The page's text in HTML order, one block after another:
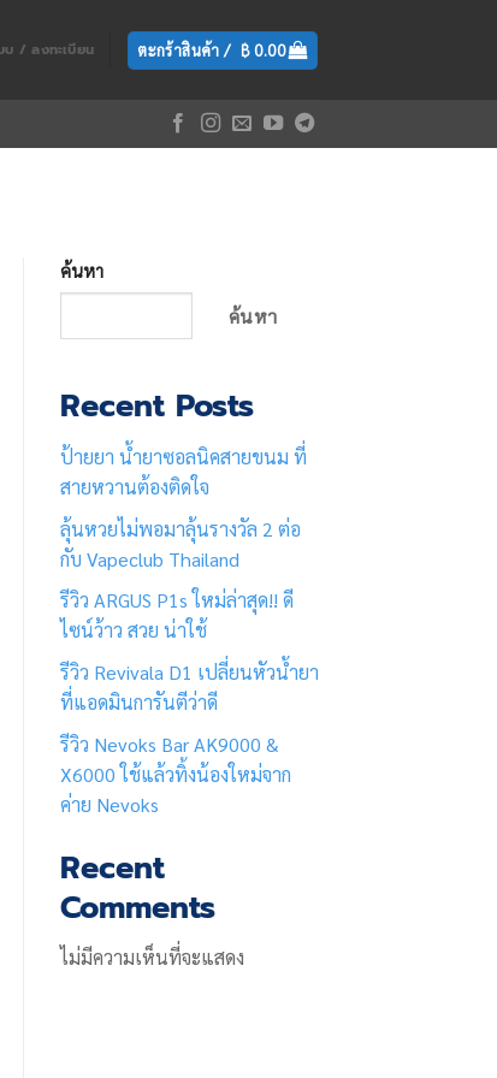
บ / ลงทะเบียน ตะกร้าสินค้า / ฿0.00
ค้นหา
ค้นหา
Recent Posts
ป้ายยา น้ำยาซอลนิคสายขนม ที่
สายหวานต้องติดใจ
ลุ้นหวยไม่พอมาลุ้นรางวัล 2 ต่อ
กับ Vapeclub Thailand
รีวิว ARGUS P1s ใหม่ล่าสุด!! ดี
ไซน์ว้าว สวย น่าใช้
รีวิว Revivala D1 เปลี่ยนหัวน้ำยา
ที่แอดมินการันตีว่าดี
รีวิว Nevoks Bar AK9000 &
X6000 ใช้แล้วทิ้งน้องใหม่จาก
ค่าย Nevoks
Recent
Comments
ไม่มีความเห็นที่จะแสดง